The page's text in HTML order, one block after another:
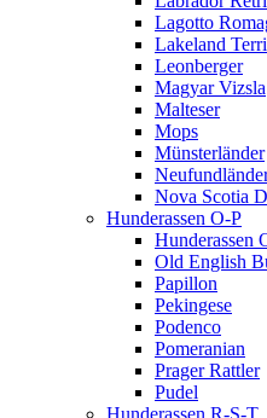
Lagotto
Lakeland
Leonberger
Magyar Vizsla
Malteser
Mops
Münsterländer
Nova Scotia
Hunderassen O-P
Hunderassen
Old English
Papillon
Pekingese
Podenco
Pomeranian
Prager Rattler
Pudel
Hunderassen R-S-T